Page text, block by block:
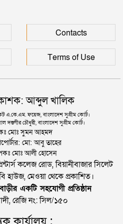
মৃত্যু, হাসপাতালে ৩ শতাধিক
Contacts
Terms of Use
আব্দুল খালিক
এ.কে.এম. ফয়েজ, বাংলাদেশ সুপ্রীম কোর্ট।
দস্তগীর চৌধুরী, বাংলাদেশ সুপ্রীম কোর্ট।
মোঃ সুমন আহমদ
মো: আবু তাহের
মোঃ আলী হোসেন
কলেজ রোড, বিয়ানীবাজার সিলেট
হাউজ, মেওয়া থেকে প্রকাশিত।
একটি সহযোগী প্রতিষ্ঠান
রেজি নং: সিল/১৫০